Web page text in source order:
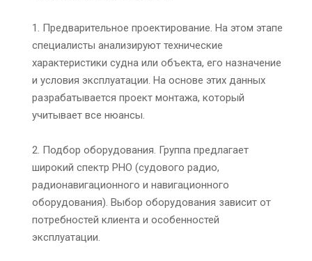
1. Предварительное проектирование. На этом этапе
специалисты анализируют технические
характеристики судна или объекта, его назначение
и условия эксплуатации. На основе этих данных
разрабатывается проект монтажа, который
учитывает все нюансы.
2. Подбор оборудования. Группа предлагает
широкий спектр РНО (судового радио,
радионавигационного и навигационного
оборудования). Выбор оборудования зависит от
потребностей клиента и особенностей
эксплуатации.